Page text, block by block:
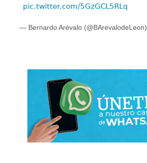
pic.twitter.com/5GzGCL5RLq
— Bernardo Arévalo (@BArevalodeLeon)